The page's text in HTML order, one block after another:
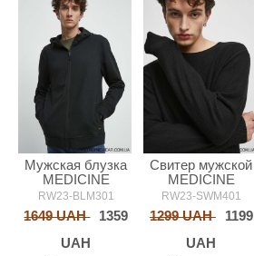
Мужская блузка
MEDICINE
RW23-BLM301
1649 UAH
1359
UAH
Свитер мужской
MEDICINE
RW23-SWM401
1299 UAH
1199
UAH